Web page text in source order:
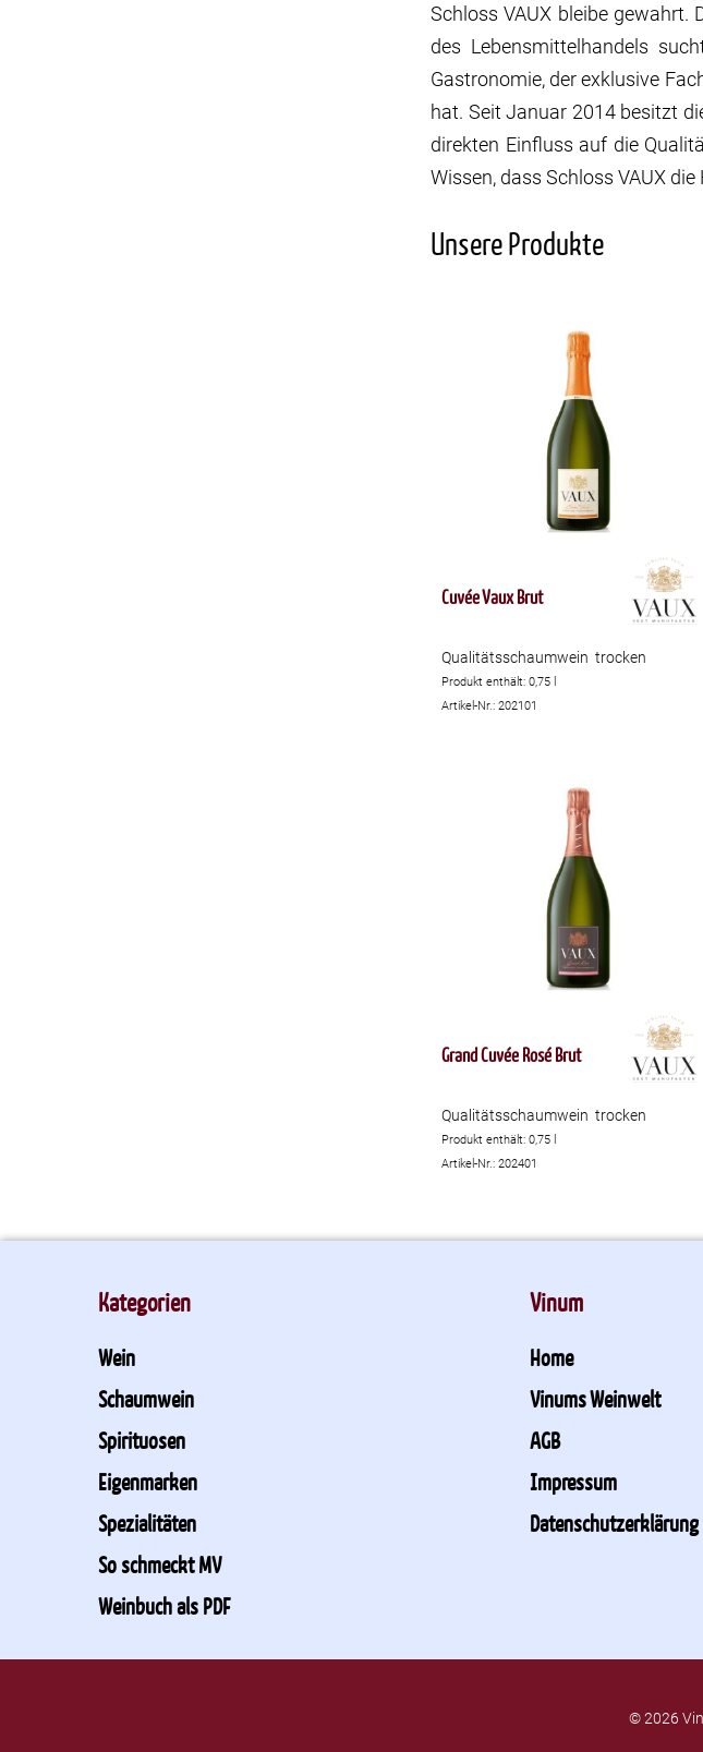
Schloss VAUX bleibe gewahrt.
des Lebensmittelhandels
Gastronomie, der exklusive
hat. Seit Januar 2014 besitzt
direkten Einfluss auf die
Wissen, dass Schloss VAUX
Unsere Produkte
Cuvée Vaux Brut
Qualitätsschaumwein trocken
Produkt enthält: 0,75
Artikel-Nr.: 202101
Grand Cuvée Rosé Brut
Qualitätsschaumwein trocken
Produkt enthält: 0,75
Artikel-Nr.: 202401
Kategorien
Wein
Schaumwein
Spirituosen
Eigenmarken
Spezialitäten
So schmeckt MV
Weinbuch als PDF
Vinum
Home
Vinums Weinwelt
AGB
Impressum
Datenschutzerklärung
© 2026